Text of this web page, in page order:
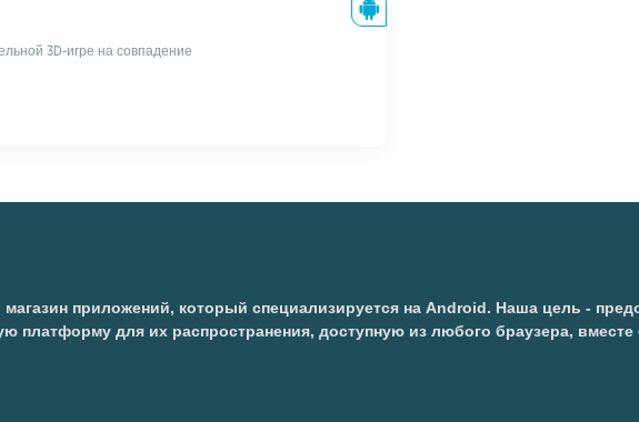
3D-игре на совпадение
приложений, который специализируется на Android. Наша цель -
платформу для их распространения, доступную из любого браузера,